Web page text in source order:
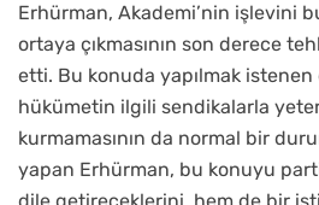
Erhürman, Akademi’nin işlevini
ortaya çıkmasının son derece
etti. Bu konuda yapılmak istenen
hükümetin ilgili sendikalarla
kurmamasının da normal bir
yapan Erhürman, bu konuyu